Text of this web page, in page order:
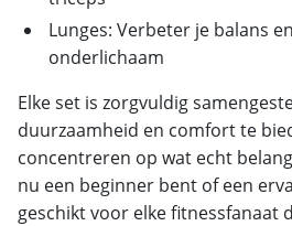
Lunges: Verbeter je balans
onderlichaam
Elke set is zorgvuldig
duurzaamheid en comfort te
concentreren op wat echt
nu een beginner bent of een
geschikt voor elke fitnessfanaat